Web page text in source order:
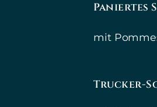
Paniertes
mit
Trucker-